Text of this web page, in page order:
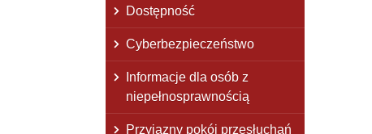
Dostępność
Cyberbezpieczeństwo
Informacje dla osób z
niepełnosprawnością
Przyjazny pokój przesłuchań